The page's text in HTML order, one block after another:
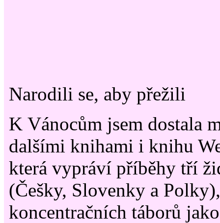
Narodili se, aby přežili
K Vánocům jsem dostala
dalšími knihami i knihu
která vypráví příběhy tří
(Češky, Slovenky a
koncentračních táborů